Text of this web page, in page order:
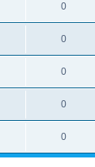
0
0
0
0
0